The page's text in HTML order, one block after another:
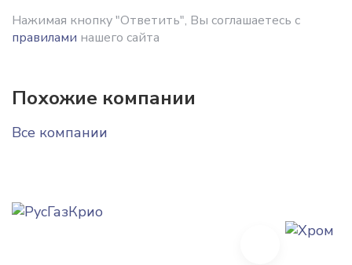
Нажимая кнопку "Ответить", Вы соглашаетесь с
правилами нашего сайта
Похожие компании
Все компании